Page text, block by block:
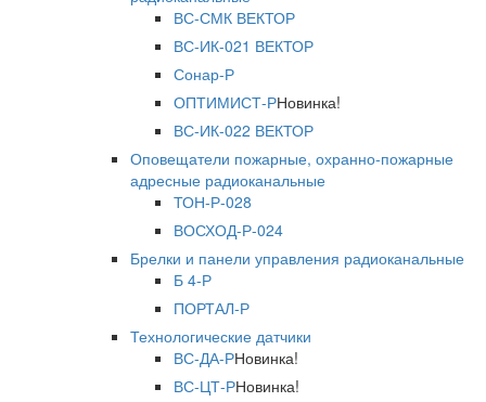
ВС-СМК ВЕКТОР
ВС-ИК-021 ВЕКТОР
Сонар-Р
ОПТИМИСТ-РНовинка!
ВС-ИК-022 ВЕКТОР
Оповещатели пожарные, охранно-пожарные
адресные радиоканальные
ТОН-Р-028
ВОСХОД-Р-024
Брелки и панели управления радиоканальные
Б 4-Р
ПОРТАЛ-Р
Технологические датчики
ВС-ДА-РНовинка!
ВС-ЦТ-РНовинка!